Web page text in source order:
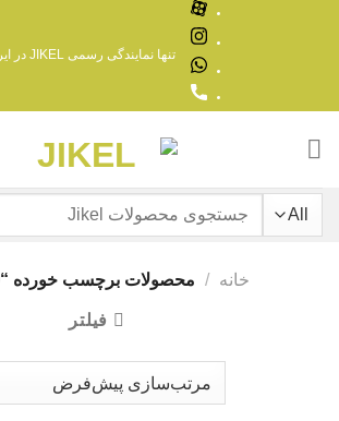
تنها نمایندگی رسمی JIKEL در ایران
خانه / محصولات برچسب خورده “UPGO”
فیلتر